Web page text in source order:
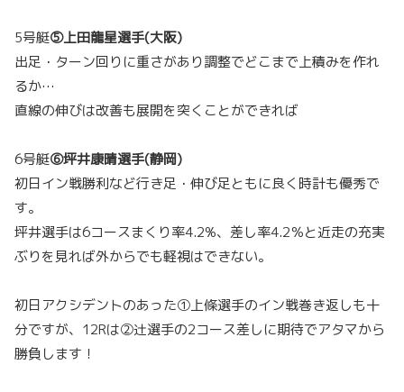
5号艇⑤上田龍星選手(大阪)
出足・ターン回りに重さがあり調整でどこまで上積みを作れ
るか…
直線の伸びは改善も展開を突くことができれば
6号艇⑥坪井康晴選手(静岡)
初日イン戦勝利など行き足・伸び足ともに良く時計も優秀で
す。
坪井選手は6コースまくり率4.2%、差し率4.2％と近走の充実
ぶりを見れば外からでも軽視はできない。
初日アクシデントのあった①上條選手のイン戦巻き返しも十
分ですが、12Rは②辻選手の2コース差しに期待でアタマから
勝負します！